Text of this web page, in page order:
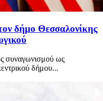
δήμο Θεσσαλονίκης
συναγωνισμού ως
δήμου...